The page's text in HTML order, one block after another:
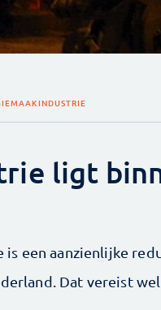
MAAKINDUSTRIE
ligt
een aanzienlijke
Dat vereist